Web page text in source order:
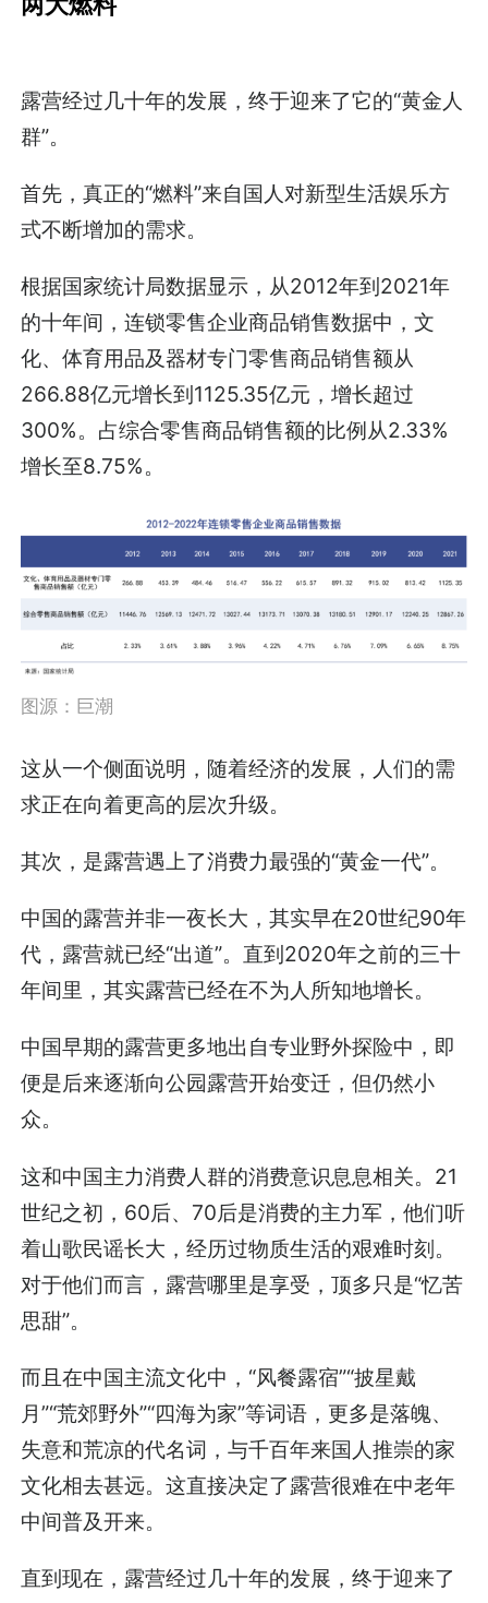
露营经过几十年的发展，终于迎来了它的“黄金人
群”。
首先，真正的“燃料”来自国人对新型生活娱乐方
式不断增加的需求。
根据国家统计局数据显示，从2012年到2021年
的十年间，连锁零售企业商品销售数据中，文
化、体育用品及器材专门零售商品销售额从
266.88亿元增长到1125.35亿元，增长超过
300%。占综合零售商品销售额的比例从2.33%
增长至8.75%。
图源：巨潮
这从一个侧面说明，随着经济的发展，人们的需
求正在向着更高的层次升级。
其次，是露营遇上了消费力最强的“黄金一代”。
中国的露营并非一夜长大，其实早在20世纪90年
代，露营就已经“出道”。直到2020年之前的三十
年间里，其实露营已经在不为人所知地增长。
中国早期的露营更多地出自专业野外探险中，即
便是后来逐渐向公园露营开始变迁，但仍然小
众。
这和中国主力消费人群的消费意识息息相关。21
世纪之初，60后、70后是消费的主力军，他们听
着山歌民谣长大，经历过物质生活的艰难时刻。
对于他们而言，露营哪里是享受，顶多只是“忆苦
思甜”。
而且在中国主流文化中，“风餐露宿”“披星戴
月”“荒郊野外”“四海为家”等词语，更多是落魄、
失意和荒凉的代名词，与千百年来国人推崇的家
文化相去甚远。这直接决定了露营很难在中老年
中间普及开来。
直到现在，露营经过几十年的发展，终于迎来了